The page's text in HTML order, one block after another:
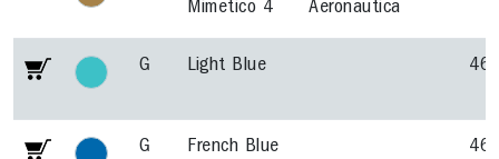
Mimetico 4
Aeronautica
G Light Blue
G French Blue